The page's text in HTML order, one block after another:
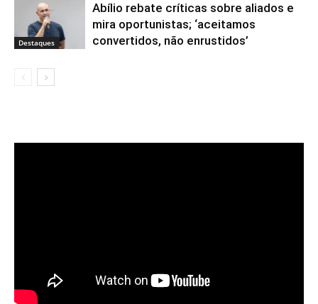
Destaques
Abílio rebate críticas sobre aliados e
mira oportunistas; ‘aceitamos
convertidos, não enrustidos’